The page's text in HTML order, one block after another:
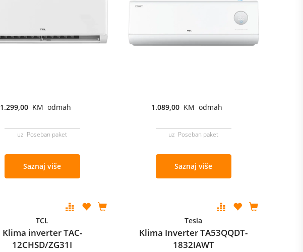
1.299,00 KM odmah
uz Poseban paket
Saznaj više
1.089,00 KM odmah
uz Poseban paket
Saznaj više
TCL
Klima inverter TAC-
12CHSD/ZG31I
Tesla
Klima Inverter TA53QQDT-
1832IAWT